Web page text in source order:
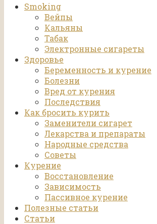
Smoking
Вейпы
Кальяны
Табак
Электронные сигареты
Здоровье
Беременность и курение
Болезни
Вред от курения
Последствия
Как бросить курить
Заменители сигарет
Лекарства и препараты
Народные средства
Советы
Курение
Восстановление
Зависимость
Пассивное курение
Полезные статьи
Статьи